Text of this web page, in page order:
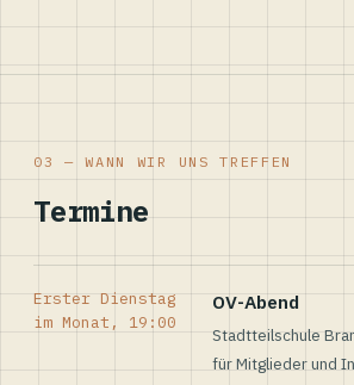
03 — WANN WIR UNS TREFFEN
Termine
Erster Dienstag
im Monat, 19:00
OV-Abend
Stadtteilschule
für Mitglieder und